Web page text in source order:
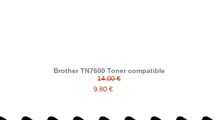
Brother TN7600 Toner compatible
14,00 €
9,80 €